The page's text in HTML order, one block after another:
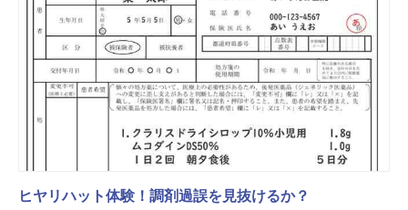
ヒヤリハット体験！調剤過誤を見抜けるか？